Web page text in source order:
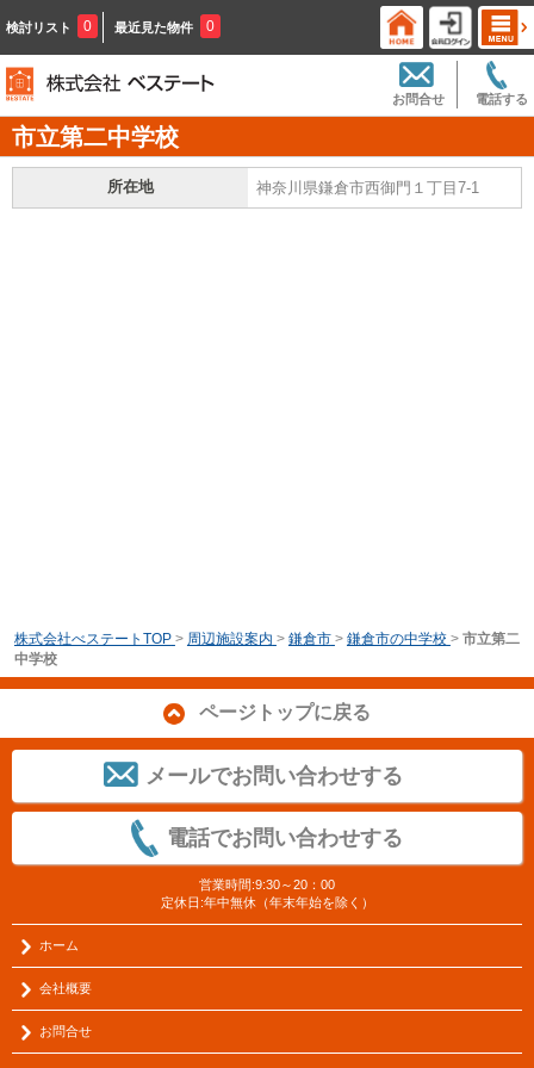
検討リスト 0 最近見た物件 0
電話する
お問合せ
市立第二中学校
所在地 神奈川県鎌倉市西御門１丁目7-1
株式会社べステートTOP > 周辺施設案内 > 鎌倉市 > 鎌倉市の中学校 > 市立第二
中学校
ページトップに戻る
メールでお問い合わせする
電話でお問い合わせする
営業時間:9:30～20：00
定休日:年中無休（年末年始を除く）
ホーム
会社概要
お問合せ